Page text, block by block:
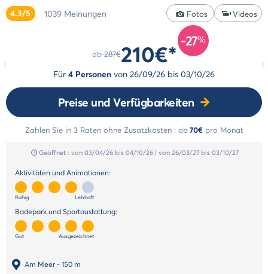
Animationen
Dienstleistungen
Unsere
Unterkünfte
Unsere
Zahlung
4.3/5 1039 Meinungen Fotos Videos
ab287€
-27%
210€*
Für 4 Personen von 26/09/26 bis 03/10/26
Preise und Verfügbarkeiten
Zahlen Sie in 3 Raten ohne Zusatzkosten : ab70€pro Monat
Geöffnet : von 03/04/26 bis 04/10/26| von 26/03/27 bis 03/10/27
Aktivitäten und Animationen:
Ruhig Lebhaft
Badepark und Sportaustattung:
Gut Ausgezeichnet
Am Meer- 150 m